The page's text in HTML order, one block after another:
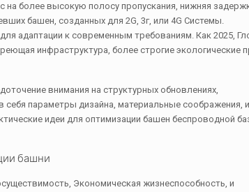
более высокую полосу пропускания, нижняя
башен, созданных для 2G, 3г, или 4G Системы.
адаптации к современным требованиям. Как 2025,
инфраструктура, более строгие экологические
внимания на структурных обновлениях,
параметры дизайна, материальные соображения, и
идеи для оптимизации башен беспроводной
башни
Экономическая жизнеспособность, и